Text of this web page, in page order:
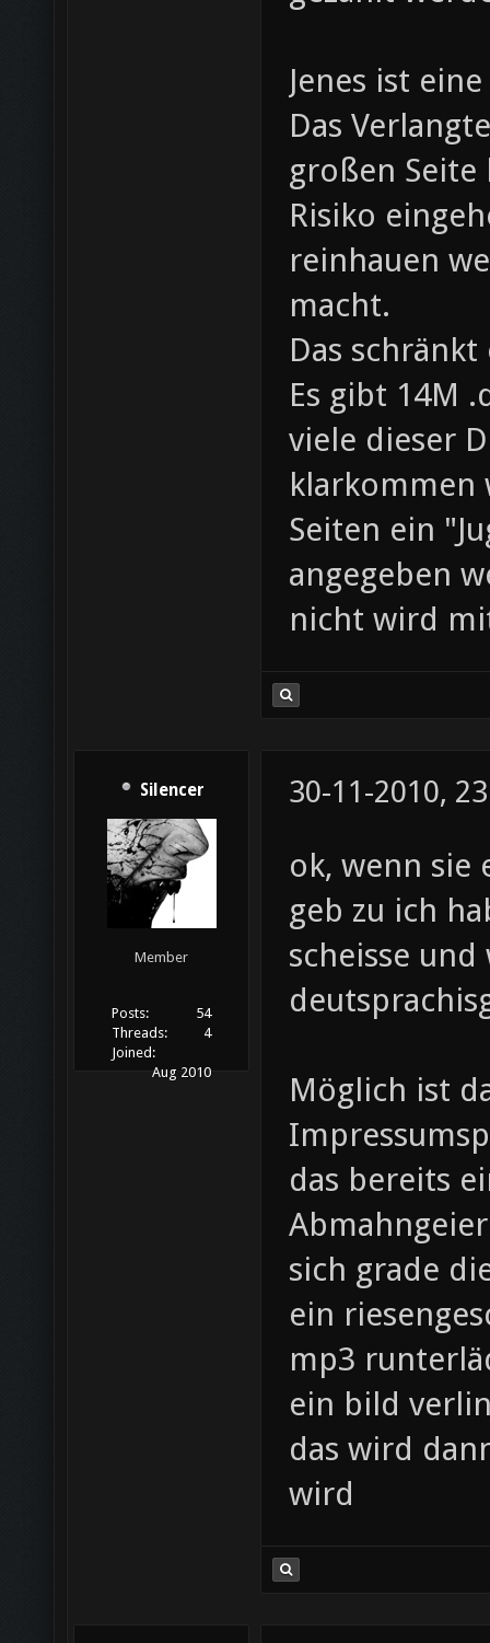
Jenes ist
Das
großen
Risiko
reinhauen
macht.
Das
Es gibt 14M
viele dieser
klarkommen
Seiten ein
angegeben
nicht wird
Silencer
Member
Posts:
54
Threads:
4
Joined:
Aug 2010
30-11-2010,
ok, wenn sie
geb zu ich
scheisse
Möglich ist
das bereits
sich grade
ein
mp3
ein bild
das wird
wird